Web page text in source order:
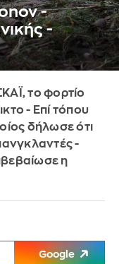
-
-
το φορτίο
- Επί τόπου
δήλωσε ότι
-
η
Google